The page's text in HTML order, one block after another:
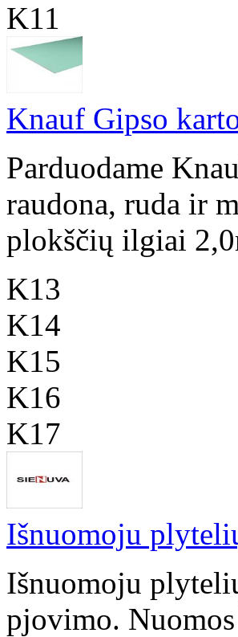
K11
Knauf Gipso
Parduodame
raudona, ruda ir
plokščių ilgiai
K13
K14
K15
K16
K17
Išnuomoju
Išnuomoju
pjovimo.